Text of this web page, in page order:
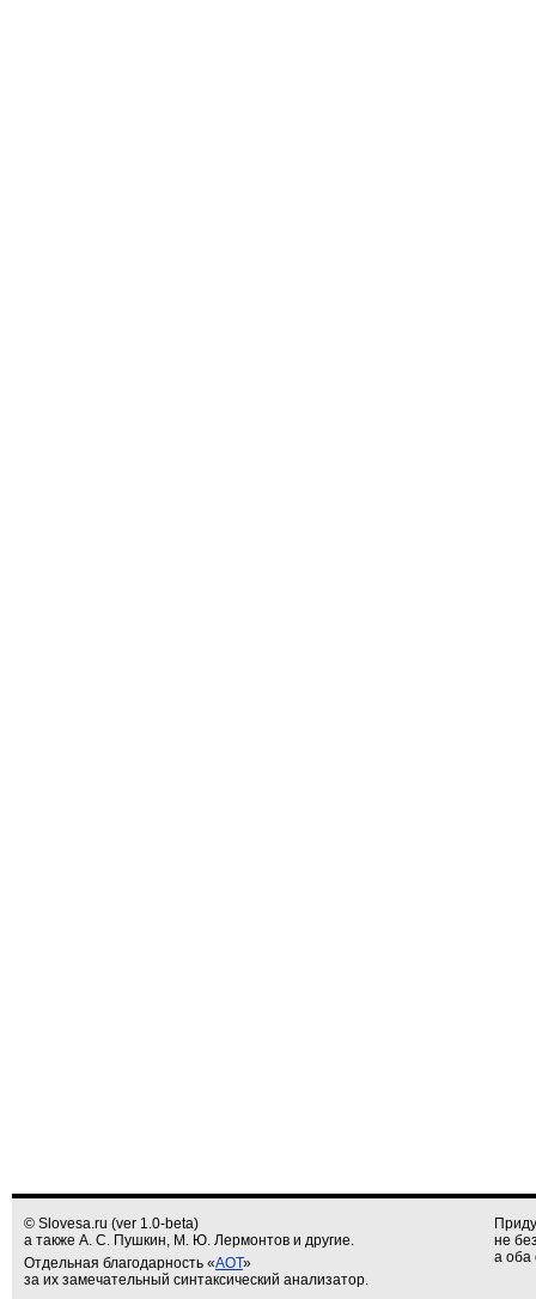
© Slovesa.ru (ver 1.0-beta)
а также А. С. Пушкин, М. Ю. Лермонтов и другие.
Отдельная благодарность «АОТ»
за их замечательный синтаксический анализатор.
не
а оба